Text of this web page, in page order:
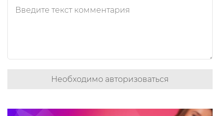
Необходимо авторизоваться